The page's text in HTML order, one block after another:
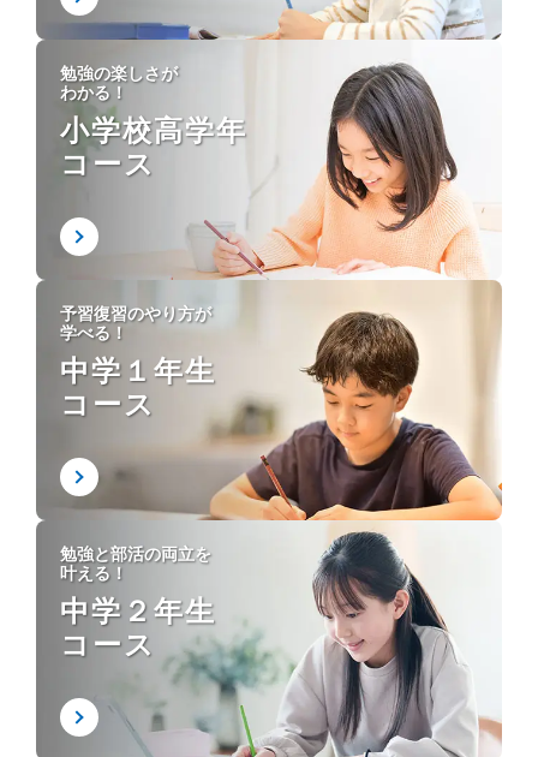
勉強の楽しさが
わかる！
小学校高学年
コース
予習復習のやり方が
学べる！
中学１年生
コース
勉強と部活の両立を
叶える！
中学２年生
コース